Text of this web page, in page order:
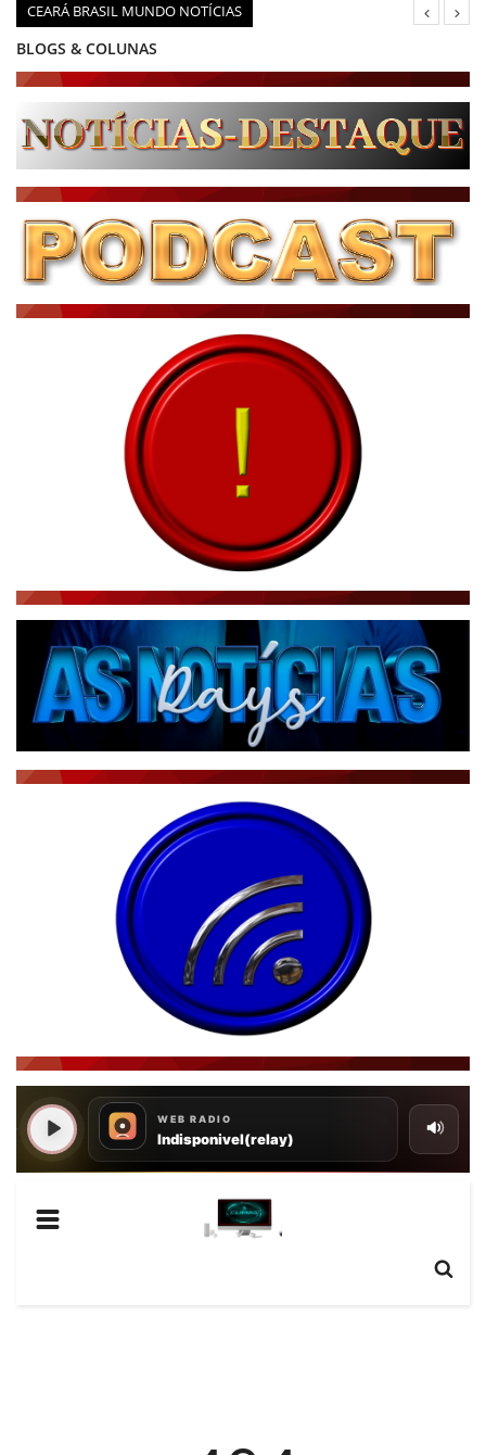
CEARÁ BRASIL MUNDO NOTÍCIAS
BLOGS & COLUNAS
PODCAST - PONTO DE VISTA
BRASIL DE FATO - ÚLTIMAS NOTÍCIAS
ÚLTIMAS NOTÍCIAS
NOTÍCIAS TAMBÉM NA TELA
BRASIL MUNDO AO VIVO
JORNAL DO BRASIL
NOTÍCIAS AO MINUTO
ACONTECEU...VIROU MANCHETE!